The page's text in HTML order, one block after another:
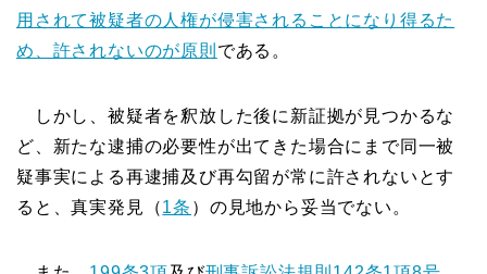
用されて被疑者の人権が侵害されることになり得るた
め、許されないのが原則 である。
しかし、被疑者を釈放した後に新証拠が見つかるな
ど、新たな逮捕の必要性が出てきた場合にまで同一被
疑事実による再逮捕及び再勾留が常に許されないとす
ると、真実発見（1条 ）の見地から妥当でない。